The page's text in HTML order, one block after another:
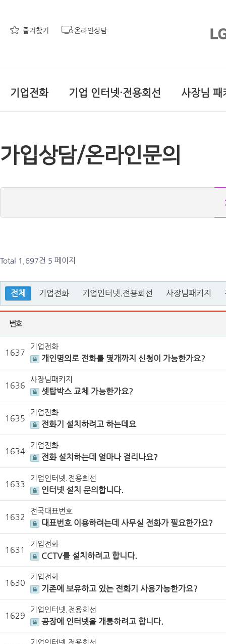
즐겨찾기 온라인상담
기업전화 기업 인터넷·전용회선 사장님 패
가입상담/온라인문의
Total 1,697건 5 페이지
전체 기업전화 기업인터넷.전용회선 사장님패키지
번호
1637
기업전화
개인명의로 전화를 몇개까지 신청이 가능한가요?
1636
사장님패키지
셋탑박스 교체 가능한가요?
1635
기업전화
전화기 설치하려고 하는데요
1634
기업전화
전화 설치하는데 얼마나 걸리나요?
1633
기업인터넷.전용회선
인터넷 설치 문의합니다.
1632
전국대표번호
대표번호 이용하려는데 사무실 전화가 필요한가요?
1631
기업전화
CCTV를 설치하려고 합니다.
1630
기업전화
기존에 보유하고 있는 전화기 사용가능한가요?
1629
기업인터넷.전용회선
공장에 인터넷을 개통하려고 합니다.
기업인터넷.전용회선